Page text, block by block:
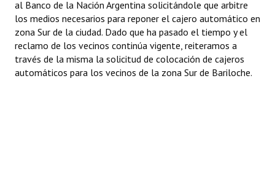
al Banco de la Nación Argentina solicitándole que arbitre
los medios necesarios para reponer el cajero automático en
zona Sur de la ciudad. Dado que ha pasado el tiempo y el
reclamo de los vecinos continúa vigente, reiteramos a
través de la misma la solicitud de colocación de cajeros
automáticos para los vecinos de la zona Sur de Bariloche.